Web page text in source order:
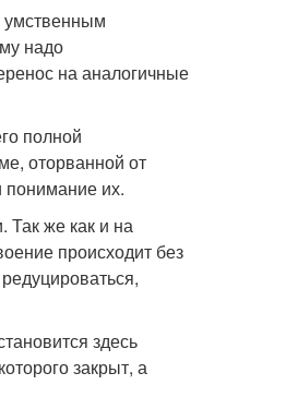
надо
на аналогичные
полной
оторванной от
понимание их.
Так же как и на
происходит без
здесь
закрыт, а